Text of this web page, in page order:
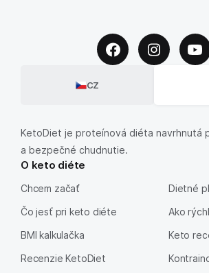
CZ
KetoDiet je proteínová diéta navrhnutá
a bezpečné chudnutie.
O keto diéte
Chcem začať
Čo jesť pri keto diéte
BMI kalkulačka
Recenzie KetoDiet
Dietné
Ako
Keto